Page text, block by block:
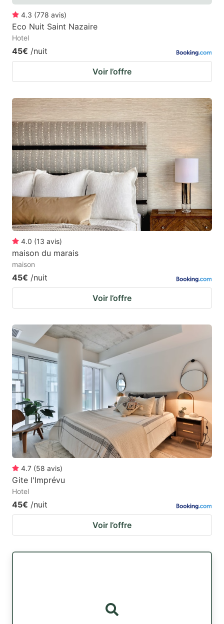
4.3 (778 avis)
Eco Nuit Saint Nazaire
Hotel
45€ /nuit
Voir l’offre
4.0 (13 avis)
maison du marais
maison
45€ /nuit
Voir l’offre
4.7 (58 avis)
Gite l'Imprévu
Hotel
45€ /nuit
Voir l’offre